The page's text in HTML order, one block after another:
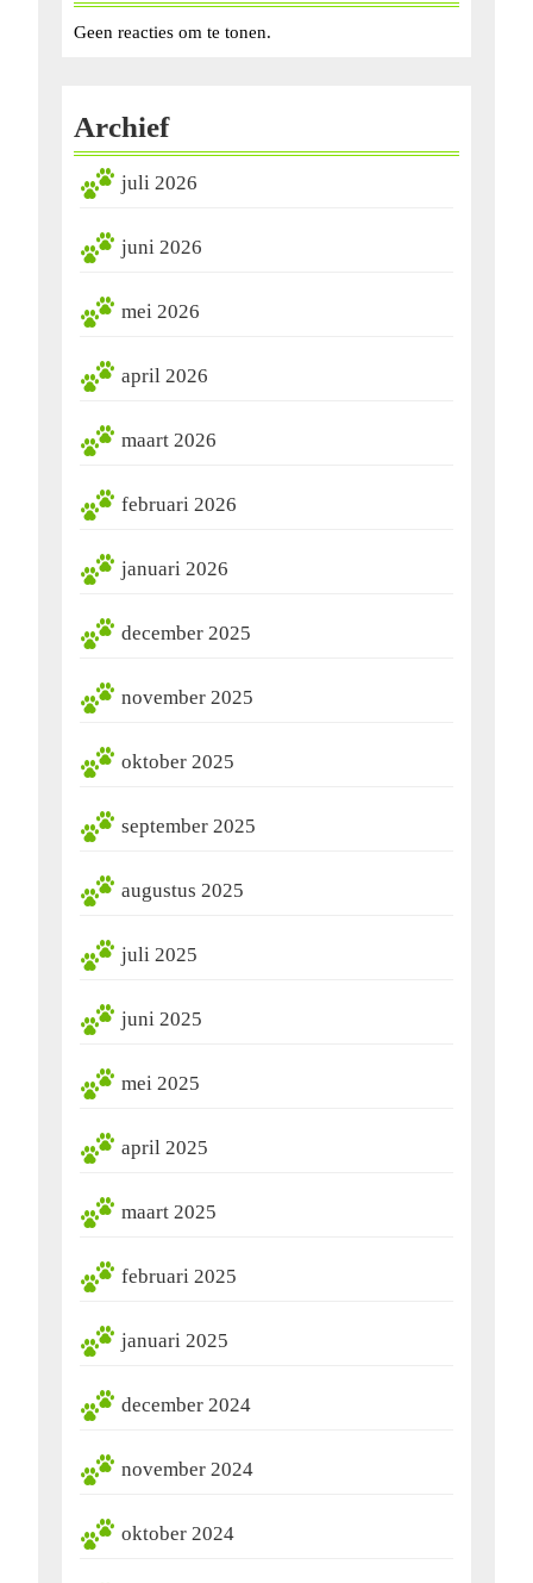
Geen reacties om te tonen.
Archief
juli 2026
juni 2026
mei 2026
april 2026
maart 2026
februari 2026
januari 2026
december 2025
november 2025
oktober 2025
september 2025
augustus 2025
juli 2025
juni 2025
mei 2025
april 2025
maart 2025
februari 2025
januari 2025
december 2024
november 2024
oktober 2024